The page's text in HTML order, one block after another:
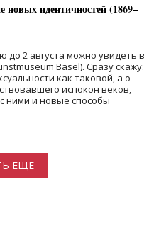
новых идентичностей (1869–
до 2 августа можно увидеть в
Basel). Сразу скажу:
как таковой, а о
испокон веков,
ними и новые способы
ЕЩЕ